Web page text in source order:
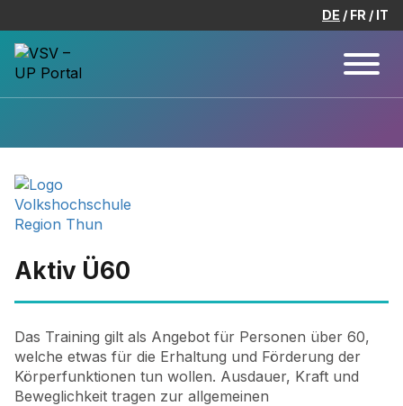
DE FR IT
Aktiv Ü60
Das Training gilt als Angebot für Personen über 60,
welche etwas für die Erhaltung und Förderung der
Körperfunktionen tun wollen. Ausdauer, Kraft und
Beweglichkeit tragen zur allgemeinen